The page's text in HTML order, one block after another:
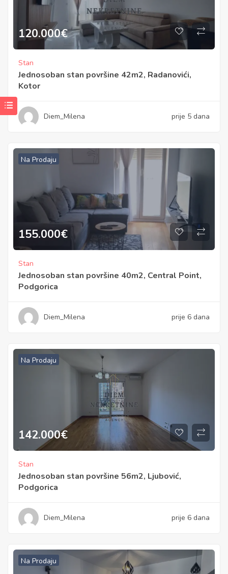
120.000€
Stan
Jednosoban stan površine 42m2, Radanovići,
Kotor
Diem_Milena prije 5 dana
Na Prodaju
155.000€
Stan
Jednosoban stan površine 40m2, Central Point,
Podgorica
Diem_Milena prije 6 dana
Na Prodaju
142.000€
Stan
Jednosoban stan površine 56m2, Ljubović,
Podgorica
Diem_Milena prije 6 dana
Na Prodaju